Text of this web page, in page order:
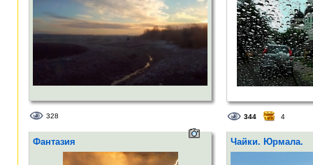
328 344 4
Фантазия Чайки. Юрмала.